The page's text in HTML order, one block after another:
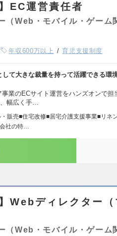
EC運営責任者
（Web・モバイル・ゲーム
年収600万以上 育児支援制度
て大きな裁量を持って活躍できる環
業のECサイト運営をハンズオンで担
、幅広く手…
販売■住宅改修■居宅介護支援事業■リネ
社の特…
Webディレクター
（Web・モバイル・ゲーム